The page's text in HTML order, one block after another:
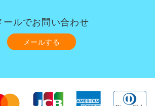
ールでお問い合わせ
メールする